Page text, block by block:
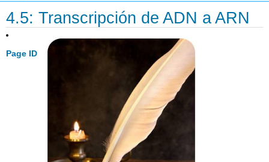
4.5: Transcripción de ADN a ARN
Page ID